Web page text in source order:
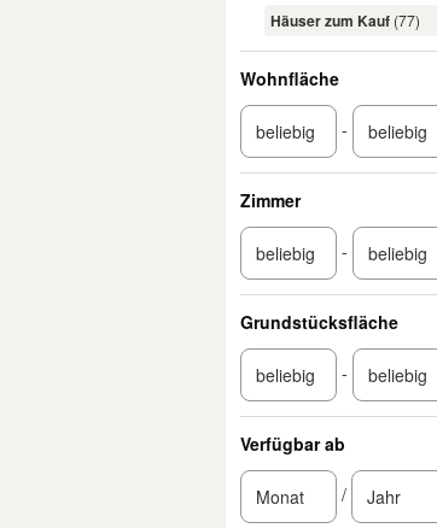
Häuser zum Kauf (77)
Wohnfläche
-
Zimmer
-
Grundstücksfläche
-
Verfügbar ab
/